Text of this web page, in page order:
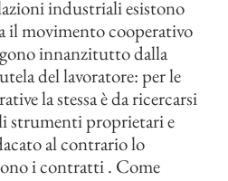
industriali esistono
il movimento cooperativo
innanzitutto dalla
del lavoratore: per le
la stessa è da ricercarsi
strumenti proprietari e
al contrario lo
i contratti . Come